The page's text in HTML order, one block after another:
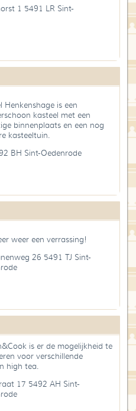
1 5491 LR Sint-
Henkenshage is een
kasteel met een
binnenplaats en een nog
kasteeltuin.
BH Sint-Oedenrode
weer een verrassing!
26 5491 TJ Sint-
is er de mogelijkheid te
voor verschillende
high tea.
17 5492 AH Sint-